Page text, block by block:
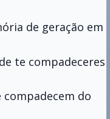
de geração em
te compadeceres
compadecem do